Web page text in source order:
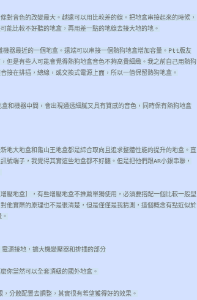
對音色的改變最大。越遠可以用比較差的線。把地盒串接起來的時候，
能比較不好聽的地盒，再用差一點的地線去接大地的地。
機器最近的一個地盒。遠端可以串接一個熱狗地盒增加容量。Ptt版友
但是有些人可能會覺得熱狗地盒音色不夠高貴細緻。我之前自己用熱狗
接在排插，總線，或交換式電源上面，所以一值保留熱狗地盒。
和機器中間，會出現通透細膩又具有質感的音色，同時保有熱狗地盒
地大地盒和龜山王地盒都是綜合取向且追求整體性能的提升的地盒。直
號端子，我覺得其實這些地盒都不好聽。但是把他們跟AR小銀串聯，
壓地盒］，有些增壓地盒不推薦單獨使用，必須要搭配一個比較一般型
他實際的原理也不是很清楚，但是僅僅是我猜測，這個概念有點近似於
源接地，擴大機變壓器和排插的部分
你當然可以全套頂級的國外地盒。
分散配置去調整，其實很有希望獲得好的效果。